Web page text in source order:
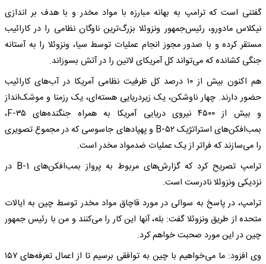
گفتنی است که ترامپ به بهانه مبارزه با مواد مخدر و با هدف بر اندازی
نیکلاس مادورو، رئیس‌جمهور ونزوئلا بزرگ‌ترین ناوگان نظامی را در کارائیب
مستقر کرده و با صدور مجوز انجام عملیات توسط سیا، ونزوئلا را به آستانه
جنگی کشانده که می‌تواند کل آمریکای لاتین را در آتش بسوزاند.
هم اکنون بیش از ۱۰ درصد کل ظرفیت نظامی آمریکا در آب‌های کارائیب
حضور دارند. چهار ناوشکن، یک زیردریایی هسته‌ای، یک رزمنا و موشک‌انداز
و بیش از ۴۵۰۰ نیروی دریایی آمریکا به همراه جنگنده‌های F-۳۵،
بمب‌افکن‌های استراتژیک B-۵۲ و پهپادهای جاسوسی که در مجموع تصویری
را می‌سازند که فراتر از یک عملیات ضدمواد مخدر است.
ترامپ تصریح کرد که گزارش‌های مربوط به پرواز بمب‌افکن‌های B-1 در
نزدیکی ونزوئلا نادرست است.
ترامپ، در پاسخ به سوالی در مورد قاچاق مواد مخدر توسط چین به ایالات
متحده از طریق ونزوئلا گفت: بله، آنها این کار را می‌کنند و من با رئیس جمهور
چین در این مورد صحبت خواهم کرد.
وی افزود: ما می‌خواهیم با چین به توافقی برسیم تا از اعمال تعرفه‌های ۱۵۷